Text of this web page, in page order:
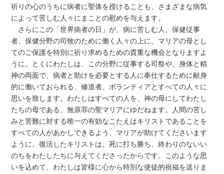
祈りの心のうちに病者に聖体を授けることも、さまざまな病気
によって苦しむ人々にまことの慰めを与えます。
さらにこの「世界病者の日」が、病に苦しむ人、保健従事
者、保健分野の司牧のために働く人々の上に、マリアの母とし
てのご保護を特別に祈り求めるための貴重な機会となりますよ
うに。とくにわたしは、この分野に従事する司祭や、身体と精
神の両面で、病者と助けを必要とする人に奉仕するために献身
的に働いておられる、修道者、ボランティアとすべての人々に
思いを致します。わたしはすべての人を、神の母にしてわたし
たちの母である、無原罪の聖マリアにゆだねます。人間の苦し
みと苦難に対する唯一の有効なこたえはキリストであることを
すべての人があかしできるよう、マリアが助けてくださいます
ように。復活したキリストは、死に打ち勝ち、終わりのないい
のちをわたしたちに与えてくださったからです。このような思
いを込めて、わたしは皆様に心から特別な使徒的祝福を送りま